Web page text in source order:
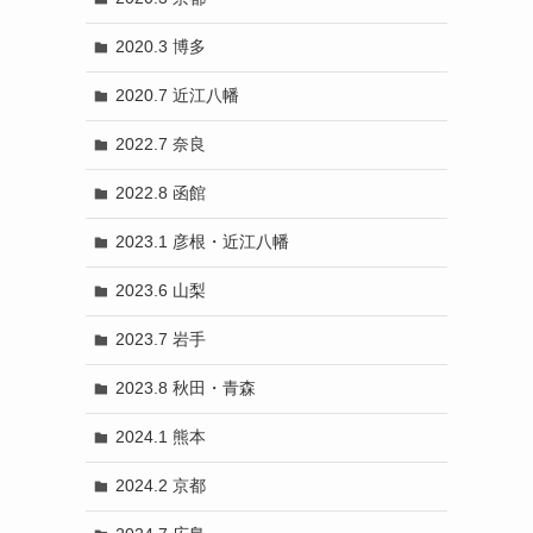
2020.3 博多
2020.7 近江八幡
2022.7 奈良
2022.8 函館
2023.1 彦根・近江八幡
2023.6 山梨
2023.7 岩手
2023.8 秋田・青森
2024.1 熊本
2024.2 京都